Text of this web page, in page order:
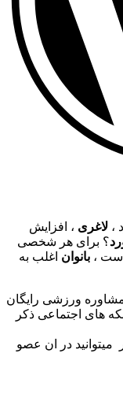
، لاغری ، افزایش
؟ برای هر شخصی
، بانوان اغلب به
مشاوره ورزشی رایگان
های اجتماعی ذکر
میتوانید در ان عصو